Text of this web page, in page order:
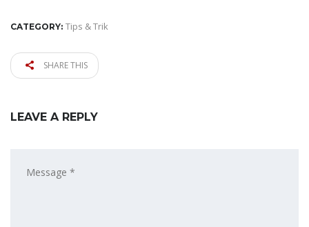
CATEGORY: Tips & Trik
SHARE THIS
LEAVE A REPLY